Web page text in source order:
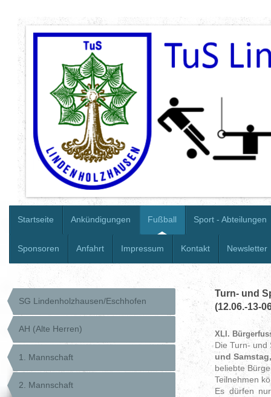
Startseite Ankündigungen Fußball Sport - Abteilungen
Sponsoren Anfahrt Impressum Kontakt Newsletter
Turn- und
(12.06.-13-
XLI.
Die Turn-
und
beliebte
Teilnehmen
Es dürfen
SG Lindenholzhausen/Eschhofen
AH (Alte Herren)
1. Mannschaft
2. Mannschaft